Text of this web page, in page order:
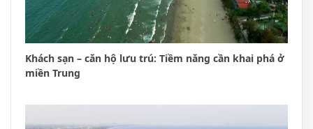
Khách sạn – căn hộ lưu trú: Tiềm năng cần khai phá ở
miền Trung